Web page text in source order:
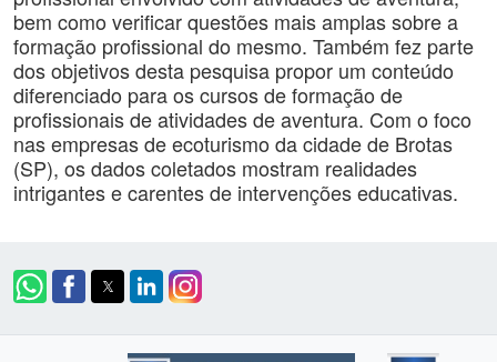
bem como verificar questões mais amplas sobre a
formação profissional do mesmo. Também fez parte
dos objetivos desta pesquisa propor um conteúdo
diferenciado para os cursos de formação de
profissionais de atividades de aventura. Com o foco
nas empresas de ecoturismo da cidade de Brotas
(SP), os dados coletados mostram realidades
intrigantes e carentes de intervenções educativas.